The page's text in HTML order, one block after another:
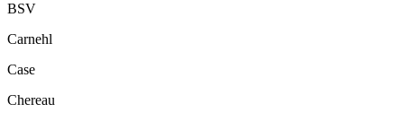
BSV
Carnehl
Case
Chereau